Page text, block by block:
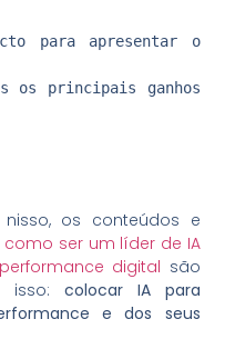
para apresentar o
os principais ganhos
os conteúdos e
como ser um líder de IA
digital são
isso: colocar IA para
e dos seus